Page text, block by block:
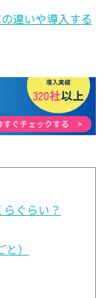
違いや導入する
ぐらい？
）